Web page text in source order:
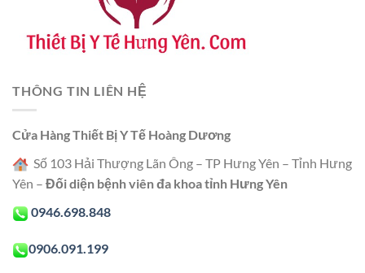
THÔNG TIN LIÊN HỆ
Cửa Hàng Thiết Bị Y Tế Hoàng Dương
Số 103 Hải Thượng Lãn Ông – TP Hưng Yên – Tỉnh Hưng
Yên – Đối diện bệnh viên đa khoa tỉnh Hưng Yên
0946.698.848
0906.091.199